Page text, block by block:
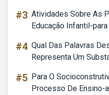
#3 Atividades Sobre As
Educação Infantil-
#4 Qual Das Palavras
Representa Um
#5 Para O
Processo De Ensino-